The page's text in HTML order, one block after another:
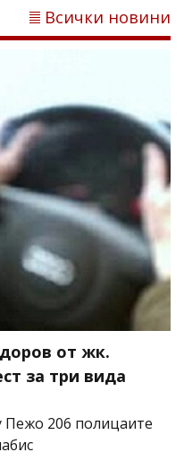
Всички новини
от жк.
за три вида
Пежо 206 полицаите